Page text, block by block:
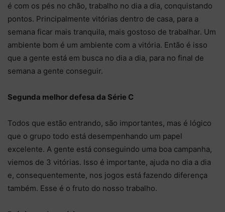
é com os pés no chão, trabalho no dia a dia, conquistando
pontos. Principalmente vitórias dentro de casa, para a
semana ficar mais tranquila, mais gostoso de trabalhar. Um
ambiente bom é um ambiente com a vitória. Então é isso
que a gente está em busca no dia a dia, para no final de
semana a gente conseguir.
Segunda melhor defesa da Série C
Todos que estão entrando, são importantes, mas é lógico
que o grupo todo está desempenhando um papel
excelente. A gente está conseguindo uma boa campanha,
viemos de 3 vitórias. Isso é importante, ajuda no dia a dia
e, consequentemente, nos jogos está fazendo diferença
também. Esse é o fruto do nosso trabalho.